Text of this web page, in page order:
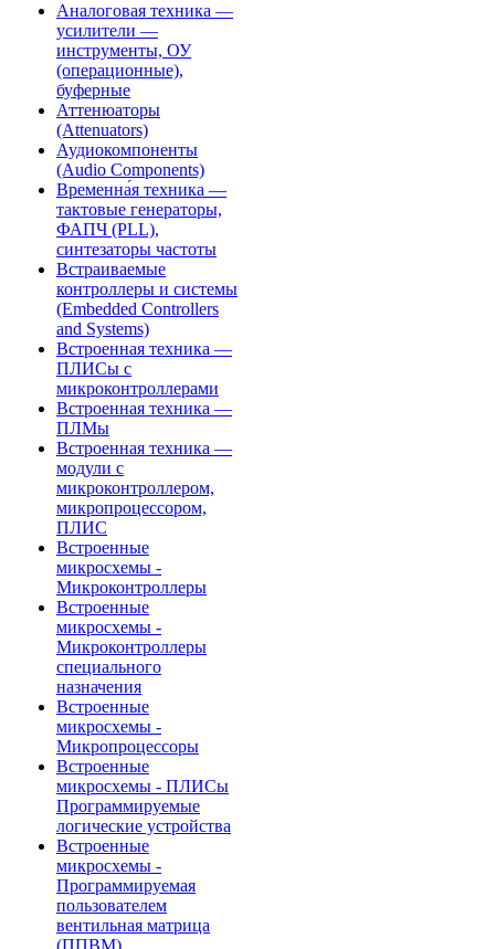
Аналоговая техника —
усилители —
инструменты, ОУ
(операционные),
буферные
Аттенюаторы
(Attenuators)
Аудиокомпоненты
(Audio Components)
Временна́я техника —
тактовые генераторы,
ФАПЧ (PLL),
синтезаторы частоты
Встраиваемые
контроллеры и системы
(Embedded Controllers
and Systems)
Встроенная техника —
ПЛИСы с
микроконтроллерами
Встроенная техника —
ПЛМы
Встроенная техника —
модули с
микроконтроллером,
микропроцессором,
ПЛИС
Встроенные
микросхемы -
Микроконтроллеры
Встроенные
микросхемы -
Микроконтроллеры
специального
назначения
Встроенные
микросхемы -
Микропроцессоры
Встроенные
микросхемы - ПЛИСы
Программируемые
логические устройства
Встроенные
микросхемы -
Программируемая
пользователем
вентильная матрица
(ППВМ)